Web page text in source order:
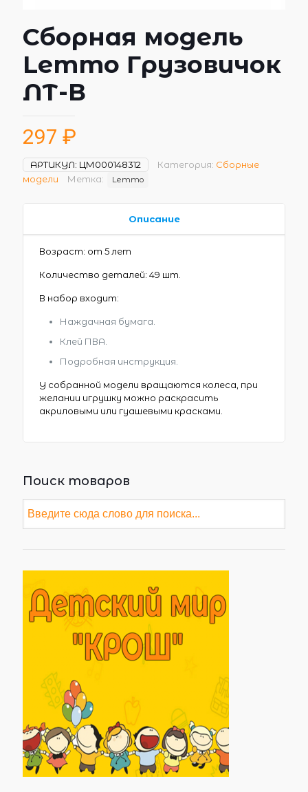
Сборная модель
Lemmo Грузовичок
ЛТ-В
297 ₽
АРТИКУЛ: ЦМ000148312 Категория: Сборные
модели
Метка: Lemmo
Описание
Возраст: от 5 лет
Количество деталей: 49 шт.
В набор входит:
Наждачная бумага.
Клей ПВА.
Подробная инструкция.
У собранной модели вращаются колеса, при
желании игрушку можно раскрасить
акриловыми или гуашевыми красками.
Поиск товаров